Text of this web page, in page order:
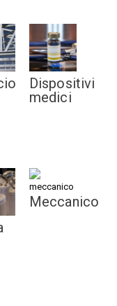
Dispositivi
medici
Meccanico